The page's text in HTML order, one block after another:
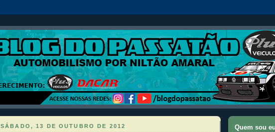
SÁBADO, 13 DE OUTUBRO DE 2012 Quem sou